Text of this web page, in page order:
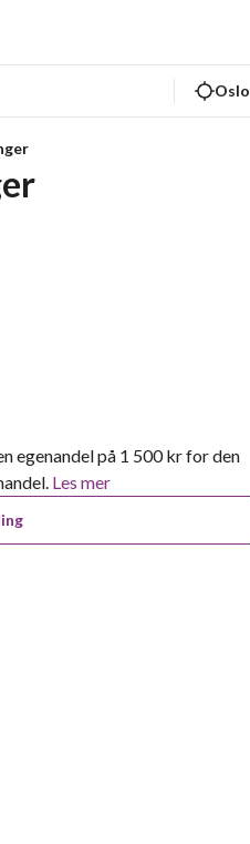
Oslo
egenandel på 1 500 kr for den
Les mer